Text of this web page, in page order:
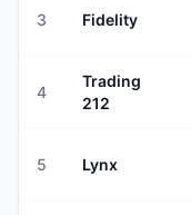
3 Fidelity
4
Trading
212
5 Lynx